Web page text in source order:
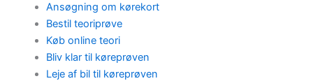
Ansøgning om kørekort
Bestil teoriprøve
Køb online teori
Bliv klar til køreprøven
Leje af bil til køreprøven